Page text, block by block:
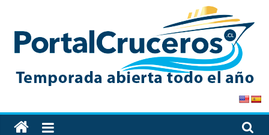
content
PortalCruceros
Toda